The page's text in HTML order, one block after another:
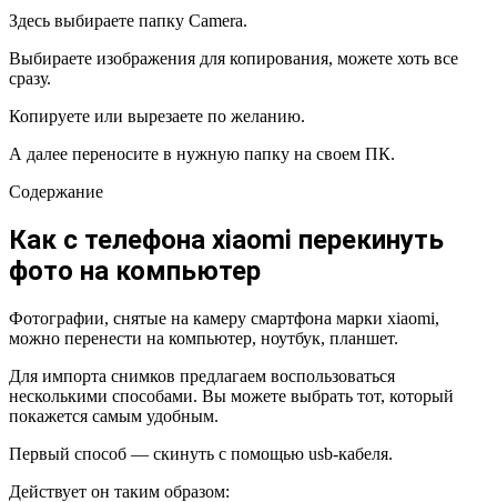
Здесь выбираете папку Camera.
Выбираете изображения для копирования, можете хоть все
сразу.
Копируете или вырезаете по желанию.
А далее переносите в нужную папку на своем ПК.
Содержание
Как с телефона xiaomi перекинуть
фото на компьютер
Фотографии, снятые на камеру смартфона марки xiaomi,
можно перенести на компьютер, ноутбук, планшет.
Для импорта снимков предлагаем воспользоваться
несколькими способами. Вы можете выбрать тот, который
покажется самым удобным.
Первый способ — скинуть с помощью usb-кабеля.
Действует он таким образом: